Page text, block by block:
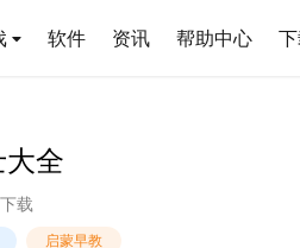
软件 资讯 帮助中心
全
载
启蒙早教